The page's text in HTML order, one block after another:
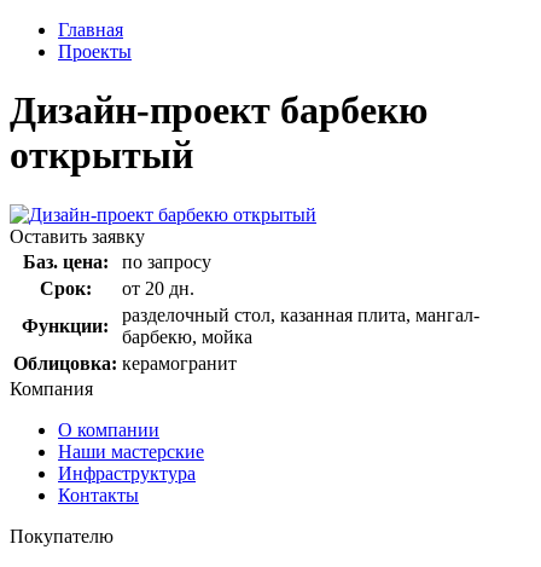
Главная
Проекты
Дизайн-проект барбекю
открытый
Оставить заявку
Баз. цена:
по запросу
Срок:
от 20 дн.
Функции:
разделочный стол, казанная плита, мангал-
барбекю, мойка
Облицовка: керамогранит
Компания
О компании
Наши мастерские
Инфраструктура
Контакты
Покупателю